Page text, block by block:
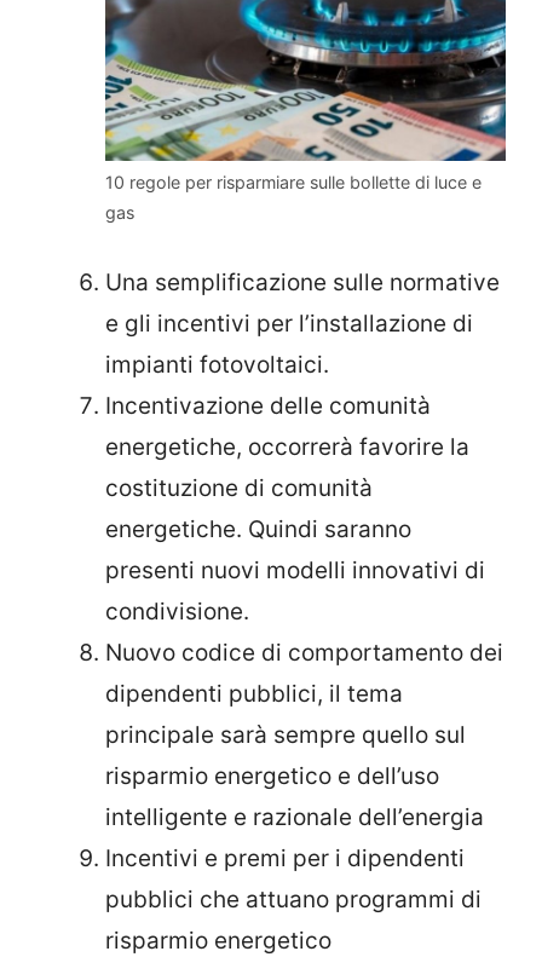
10 regole per risparmiare sulle bollette di luce e
gas
Una semplificazione sulle normative
e gli incentivi per l’installazione di
impianti fotovoltaici.
Incentivazione delle comunità
energetiche, occorrerà favorire la
costituzione di comunità
energetiche. Quindi saranno
presenti nuovi modelli innovativi di
condivisione.
Nuovo codice di comportamento dei
dipendenti pubblici, il tema
principale sarà sempre quello sul
risparmio energetico e dell’uso
intelligente e razionale dell’energia
Incentivi e premi per i dipendenti
pubblici che attuano programmi di
risparmio energetico